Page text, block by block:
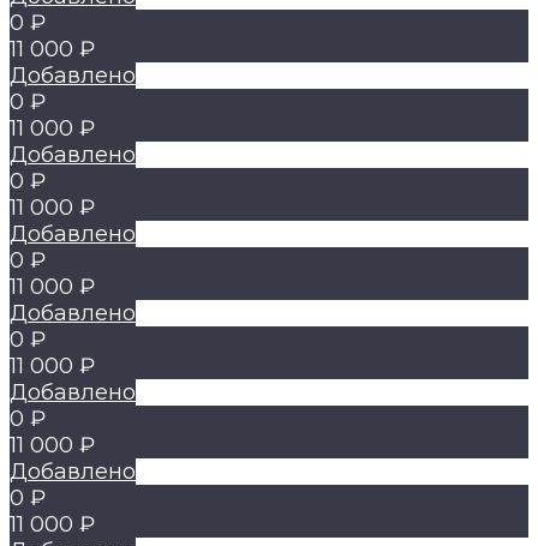
0 ₽
11 000 ₽
Добавлено
0 ₽
11 000 ₽
Добавлено
0 ₽
11 000 ₽
Добавлено
0 ₽
11 000 ₽
Добавлено
0 ₽
11 000 ₽
Добавлено
0 ₽
11 000 ₽
Добавлено
0 ₽
11 000 ₽